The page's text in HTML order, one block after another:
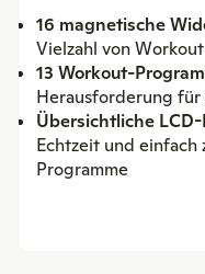
16 magnetische
Vielzahl von
13 Workout-
Herausforderung für
Übersichtliche
Echtzeit und
Programme